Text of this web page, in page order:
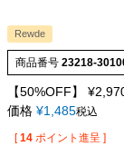
Rewde
商品番号 23218-
【50%OFF】 ¥
価格 ¥1,485税込
[ 14 ポイント進呈 ]